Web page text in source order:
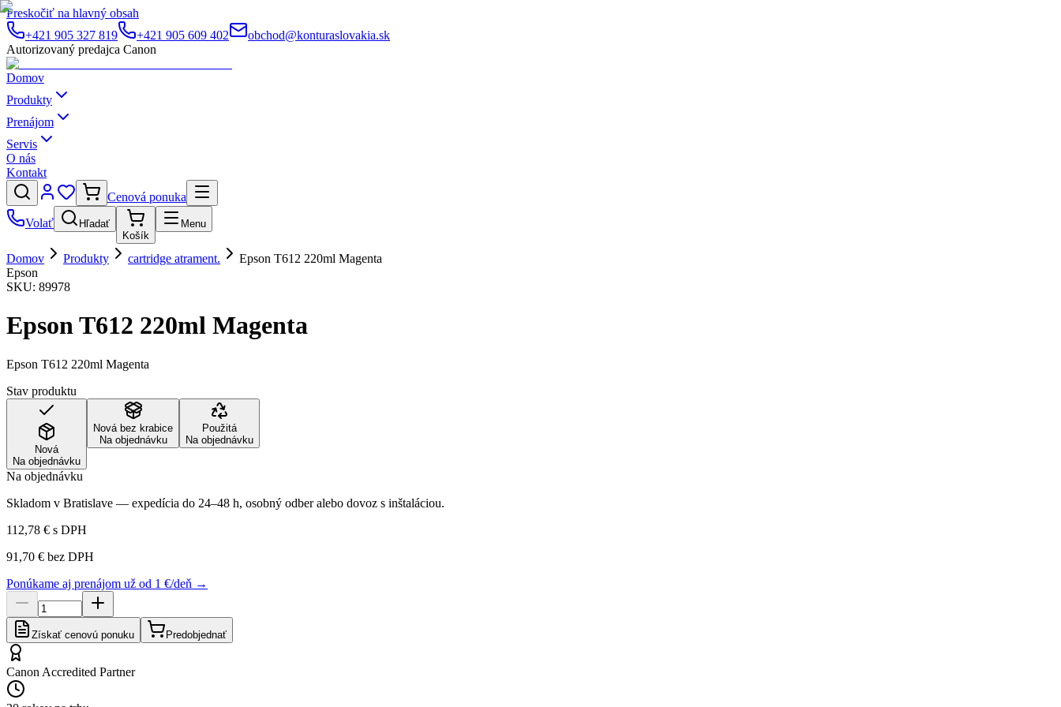
Preskočiť na hlavný obsah
+421 905 327 819
+421 905 609 402
obchod@konturaslovakia.sk
Autorizovaný predajca Canon
Domov
Produkty
Prenájom
Servis
O nás
Kontakt
Cenová ponuka
Volať
Hľadať
Košík
Menu
Domov Produkty cartridge atrament.
Epson T612 220ml Magenta
Epson
SKU: 89978
Epson T612 220ml Magenta
Epson T612 220ml Magenta
Stav produktu
Nová
Na objednávku
Nová bez krabice
Na objednávku
Použitá
Na objednávku
Na objednávku
Skladom v Bratislave — expedícia do 24–48 h, osobný odber alebo dovoz s inštaláciou.
112,78 € s DPH
91,70 € bez DPH
Ponúkame aj prenájom už od 1 €/deň →
Získať cenovú ponuku Predobjednať
Canon Accredited Partner